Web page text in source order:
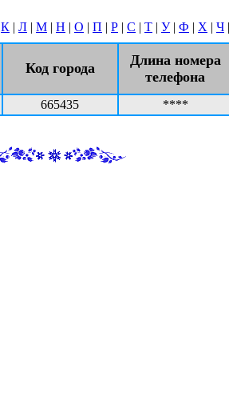
К | Л | М | Н | О | П | Р | С | Т | У| Ф | Х | Ч |
Код города
Длина номера
телефона
665435 ****